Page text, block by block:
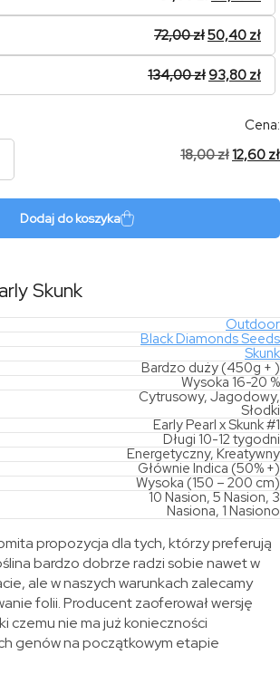
72,00zł50,40 zł
134,00zł93,80 zł
Cena:
18,00zł12,60 zł
Dodaj do koszyka
Skunk
Outdoor
Black Diamonds Seeds
Skunk
Bardzo duży (450g + )
Wysoka 16-20 %
Cytrusowy, Jagodowy,
Słodki
Early Pearl x Skunk #1
Długi 10-12 tygodni
Energetyczny, Kreatywny
Głównie Indica (50% +)
Wysoka (150 – 200 cm)
10 Nasion, 5 Nasion, 3
Nasiona, 1 Nasiono
propozycja dla tych, którzy preferują
bardzo dobrze radzi sobie nawet w
ale w naszych warunkach zalecamy
folii. Producent zaoferował wersję
czemu nie ma już konieczności
genów na początkowym etapie